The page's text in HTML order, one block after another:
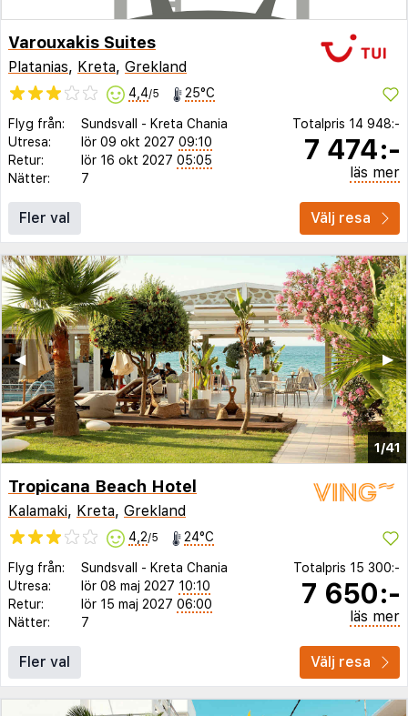
Varouxakis Suites
Platanias, Kreta, Grekland
4,4/5 25°C
Flyg från: Sundsvall - Kreta Chania
Utresa:
lör 09 okt 2027 09:10
Retur:
lör 16 okt 2027 05:05
Nätter:
7
Totalpris 14 948:-
7 474:-
läs mer
Fler val Välj resa
1/41
▶︎
◀︎
Tropicana Beach Hotel
Kalamaki, Kreta, Grekland
4,2/5 24°C
Flyg från: Sundsvall - Kreta Chania
Utresa:
lör 08 maj 2027 10:10
Retur:
lör 15 maj 2027 06:00
Nätter:
7
Totalpris 15 300:-
7 650:-
läs mer
Fler val Välj resa